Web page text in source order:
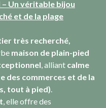
Un véritable bijou
et de la plage
très recherché,
maison de plain-pied
, alliant calme
des commerces et de la
tout à pied).
, elle offre des